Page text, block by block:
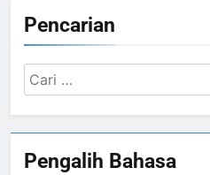
Pencarian
Cari
untuk:
Pengalih Bahasa